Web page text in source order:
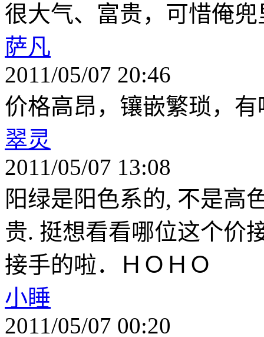
很大气、富贵，可惜俺
萨凡
2011/05/07 20:46
价格高昂，镶嵌繁琐，
翠灵
2011/05/07 13:08
阳绿是阳色系的, 不是高
贵. 挺想看看哪位这个价
接手的啦．ＨＯＨＯ
小睡
2011/05/07 00:20